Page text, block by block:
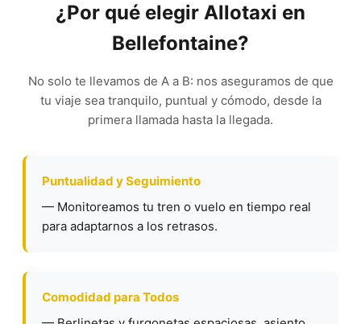
¿Por qué elegir Allotaxi en
Bellefontaine?
No solo te llevamos de A a B: nos aseguramos de que
tu viaje sea tranquilo, puntual y cómodo, desde la
primera llamada hasta la llegada.
Puntualidad y Seguimiento
— Monitoreamos tu tren o vuelo en tiempo real
para adaptarnos a los retrasos.
Comodidad para Todos